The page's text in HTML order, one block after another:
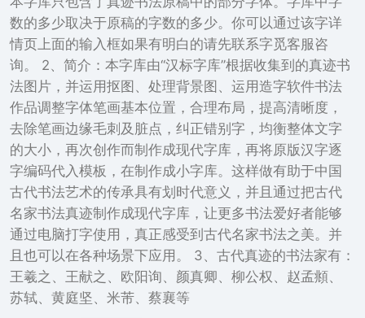
数的多少取决于原稿的字数的多少。你可以通过该字详
情页上面的输入框如果有明白的请先联系字觅客服咨
询。 2、简介：本字库由“汉标字库”根据收集到的真迹书
法图片，并运用抠图、处理背景图、运用造字软件书法
作品调整字体笔画基本位置，合理布局，提高清晰度，
去除笔画边缘毛刺及脏点，纠正错别字，均衡整体文字
的大小，再次创作而制作成现代字库，再将原版汉字逐
字编码代入模板，在制作成小字库。这样做有助于中国
古代书法艺术的传承具有划时代意义，并且通过把古代
名家书法真迹制作成现代字库，让更多书法爱好者能够
通过电脑打字使用，真正感受到古代名家书法之美。并
且也可以在各种场景下应用。 3、古代真迹的书法家有：
王羲之、王献之、欧阳询、颜真卿、柳公权、赵孟頫、
苏轼、黄庭坚、米芾、蔡襄等